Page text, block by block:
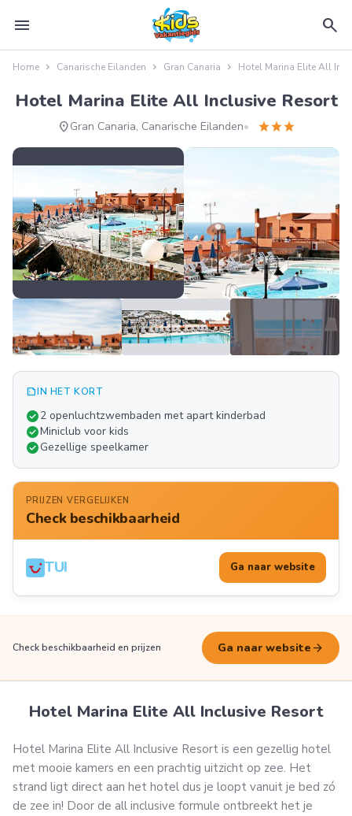
menu search
Home Canarische Eilanden Gran Canaria Hotel Marina Elite All
Hotel Marina Elite All Inclusive Resort
location_onGran Canaria, Canarische Eilanden starstarstar
FOTO'S
summarizeIN HET KORT
check_circle2 openluchtzwembaden met apart kinderbad
check_circleMiniclub voor kids
check_circleGezellige speelkamer
PRIJZEN VERGELIJKEN
Check beschikbaarheid
TUI Ga naar website
Check beschikbaarheid en prijzen Ga naar website arrow_forward
Hotel Marina Elite All Inclusive Resort
Hotel Marina Elite All Inclusive Resort is een gezellig hotel
met mooie kamers en een prachtig uitzicht op zee. Het
strand ligt direct aan het hotel dus je loopt vanuit je bed zó
de zee in! Door de all inclusive formule ontbreekt het je